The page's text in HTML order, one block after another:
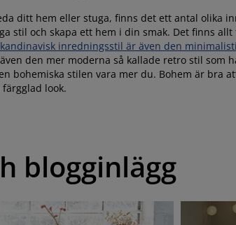
ditt hem eller stuga, finns det ett antal olika
stil och skapa ett hem i din smak. Det finns
inredningsstil är även den
den mer moderna så kallade retro stil som
bohemiska stilen vara mer du. Bohem är bra
look.
blogginlägg